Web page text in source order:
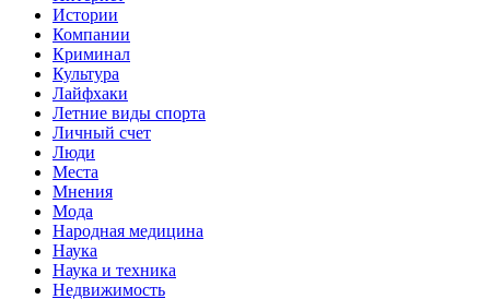
Истории
Компании
Криминал
Культура
Лайфхаки
Летние виды спорта
Личный счет
Люди
Места
Мнения
Мода
Народная медицина
Наука
Наука и техника
Недвижимость